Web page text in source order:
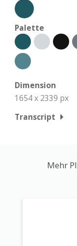
Palette
Dimension
1654 x 2339 px
Transcript
Mehr